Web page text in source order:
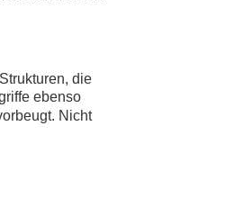
die
ebenso
Nicht